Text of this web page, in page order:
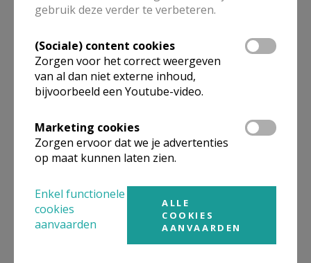
Omgeving
Niet gevonden wat je zocht? Hier vind je
links naar kerken, eventueel van andere
Kerken in of nabij
Oud-Turnhout
gebruik deze verder te verbeteren.
(Sociale) content cookies
Zorgen voor het correct weergeven
van al dan niet externe inhoud,
bijvoorbeeld een Youtube-video.
Marketing cookies
Zorgen ervoor dat we je advertenties
op maat kunnen laten zien.
Enkel functionele
cookies
aanvaarden
ALLE
COOKIES
AANVAARDEN